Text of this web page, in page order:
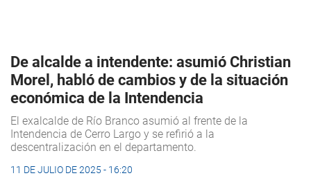
De alcalde a intendente: asumió Christian
Morel, habló de cambios y de la situación
económica de la Intendencia
El exalcalde de Río Branco asumió al frente de la
Intendencia de Cerro Largo y se refirió a la
descentralización en el departamento.
11 DE JULIO DE 2025 - 16:20